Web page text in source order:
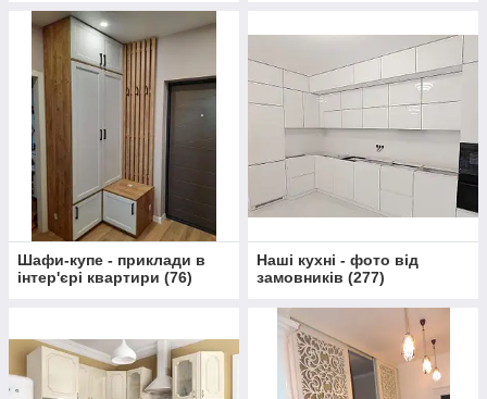
Шафи-купе - приклади в
інтер'єрі квартири (76)
Наші кухні - фото від
замовників (277)